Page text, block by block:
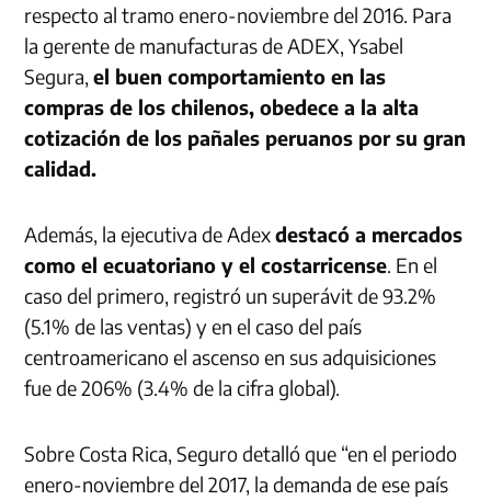
respecto al tramo enero-noviembre del 2016. Para
la gerente de manufacturas de ADEX, Ysabel
Segura,el buen comportamiento en las
compras de los chilenos, obedece a la alta
cotización de los pañales peruanos por su gran
calidad.
Además, la ejecutiva de Adexdestacó a mercados
como el ecuatoriano y el costarricense . En el
caso del primero, registró un superávit de 93.2%
(5.1% de las ventas) y en el caso del país
centroamericano el ascenso en sus adquisiciones
fue de 206% (3.4% de la cifra global).
Sobre Costa Rica, Seguro detalló que “en el periodo
enero-noviembre del 2017, la demanda de ese país